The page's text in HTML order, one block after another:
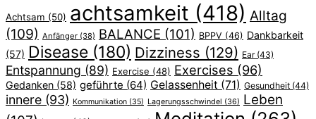
Achtsam (50) achtsamkeit (418) Alltag
(109) Anfänger (38) BALANCE (101) BPPV (46) Dankbarkeit
(57) Disease (180) Dizziness (129) Ear(43)
Entspannung (89) Exercise (48) Exercises (96)
Gedanken (58) geführte (64) Gelassenheit (71) Gesundheit (44)
innere (93) Kommunikation (35) Lagerungsschwindel (36) Leben